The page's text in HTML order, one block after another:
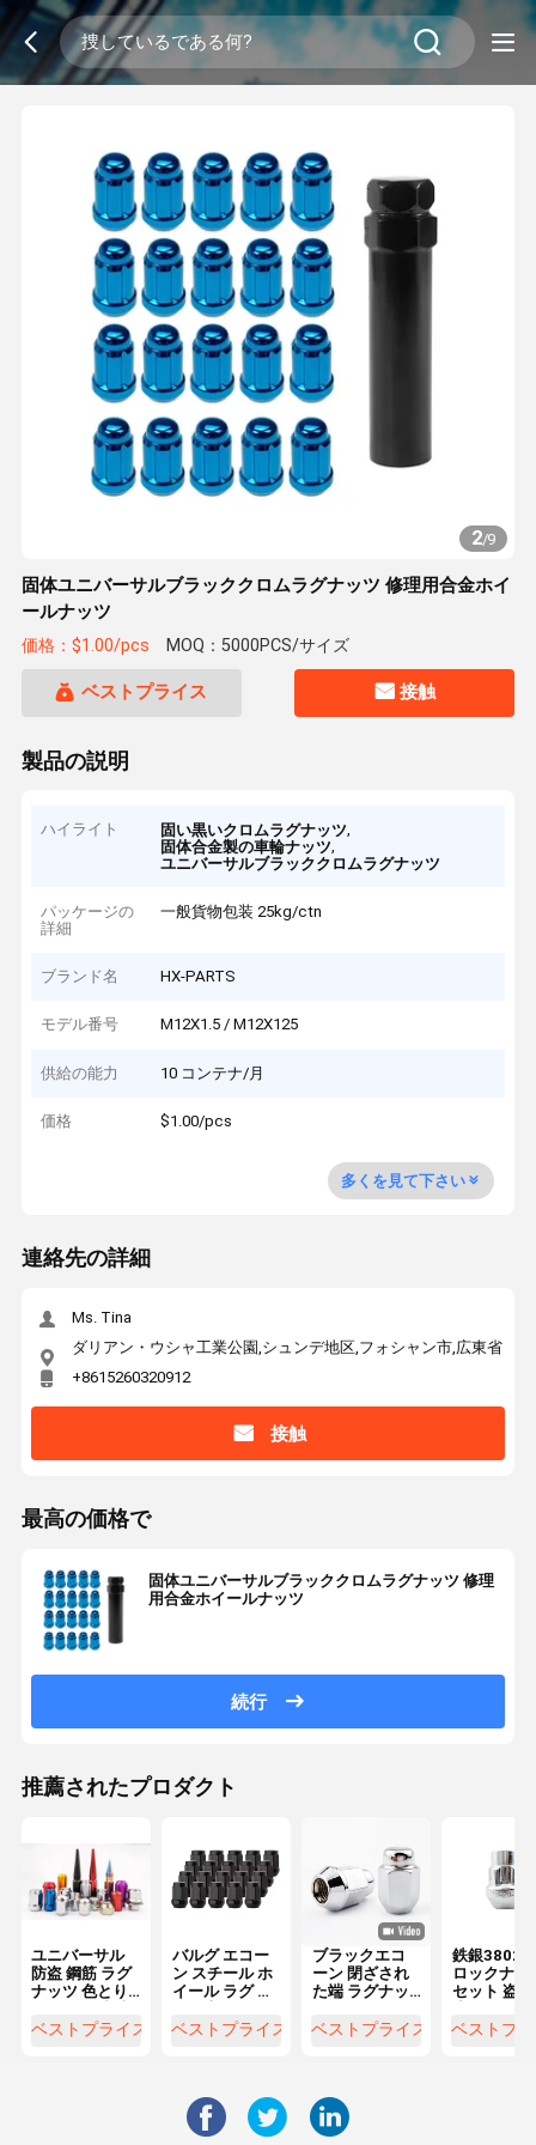
2/9
固体ユニバーサルブラッククロムラグナッツ 修理用合金ホイ
ールナッツ
価格：$1.00/pcs MOQ：5000PCS/サイズ
ベストプライス 接触
製品の説明
ハイライト 固い黒いクロムラグナッツ,
固体合金製の車輪ナッツ,
ユニバーサルブラッククロムラグナッツ
パッケージの
詳細
一般貨物包装 25kg/ctn
ブランド名 HX-PARTS
モデル番号 M12X1.5 / M12X125
供給の能力 10 コンテナ/月
価格 $1.00/pcs
多くを見て下さい
連絡先の詳細
Ms. Tina
ダリアン・ウシャ工業公園,シュンデ地区,フォシャン市,広東省
+8615260320912
接触
最高の価格で
固体ユニバーサルブラッククロムラグナッツ 修理
用合金ホイールナッツ
続行
推薦されたプロダクト
ユニバーサル
防盗 鋼筋 ラグ
ナッツ 色とり
輪 ハブ
ベストプライス
バルグ エコー
ン スチール ホ
イール ラグ ナ
ディション ア
ベストプライス
ブラックエコ
ーン 閉ざされ
た端 ラグナッ
レッド 3/4 "x
ベストプライス
鉄銀3802
ロックナッ
セット 盗
ロール 7/
ベストプ